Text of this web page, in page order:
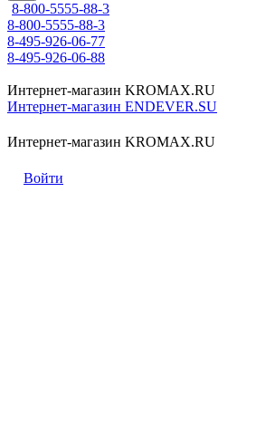
8-800-5555-88-3
8-800-5555-88-3
8-495-926-06-77
8-495-926-06-88
Интернет-магазин KROMAX.RU
Интернет-магазин ENDEVER.SU
Интернет-магазин KROMAX.RU
Войти